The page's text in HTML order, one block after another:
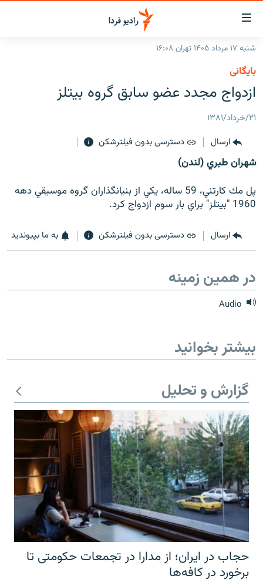
لینک‌های
قابلیت
دسترسی
بازگشت
بازگشت
منوی
اصلی
صفحه
جستجو
صفحه اصلی
جهان
رادیو
انتخاب کنید و بشنوید
برنامه‌های رادیویی
فرکانس‌ها
پادکست
چندرسانه‌ای
گزارش‌های تصویری
گزارش‌های ویدئویی
زنان فردا
به ما بپیوندید
شنبه ۱۷ مرداد ۱۴۰۵ تهران ۱۶:۰۸
بایگانی
ازدواج مجدد عضو سابق گروه بيتلز
۲۱/خرداد/۱۳۸۱
ارسال
دسترسی بدون فیلترشکن
شهران طبري (لندن)
پل مك كارتني، 59 ساله، يكي از بنيانگذاران گروه موسيقي دهه
1960 "بيتلز" براي بار سوم ازدواج كرد.
ارسال دسترسی بدون فیلترشکن به ما بپیوندید
در همین زمینه
بیشتر بخوانید
گزارش و تحلیل
حجاب در ایران؛ از مدارا در تجمعات حکومتی تا
برخورد در کافه‌ها